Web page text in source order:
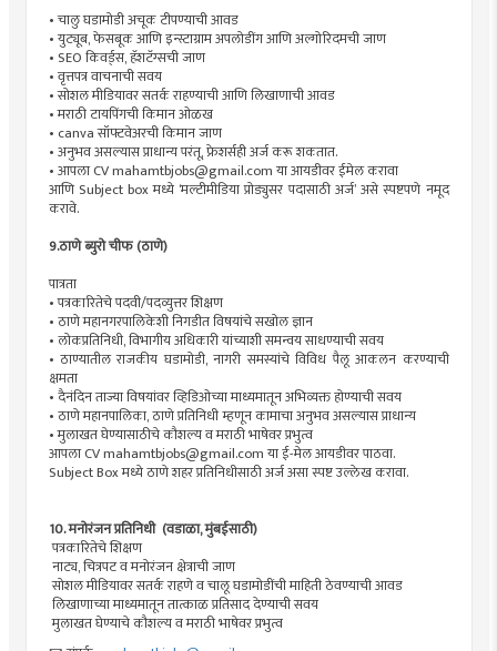
• चालु घडामोडी अचूक टीपण्याची आवड
• युट्यूब, फेसबूक आणि इन्स्टाग्राम अपलोडींग आणि अल्गोरिदमची जाण
• SEO किवर्ड्स, हॅशटॅग्सची जाण
• वृत्तपत्र वाचनाची सवय
• सोशल मीडियावर सतर्क राहण्याची आणि लिखाणाची आवड
• मराठी टायपिंगची किमान ओळख
• canva सॉफ्टवेअरची किमान जाण
• अनुभव असल्यास प्राधान्य परंतू, फ्रेशर्सही अर्ज करू शकतात.
• आपला CVmahamtbjobs@gmail.comया आयडीवर ईमेल करावा
आणि Subject box मध्ये ‘मल्टीमीडिया प्रोड्युसर पदासाठी अर्ज’ असे स्पष्टपणे नमूद
करावे.
9.ठाणे ब्युरो चीफ (ठाणे)
पात्रता
• पत्रकारितेचे पदवी/पदव्युत्तर शिक्षण
• ठाणे महानगरपालिकेशी निगडीत विषयांचे सखोल ज्ञान
• लोकप्रतिनिधी, विभागीय अधिकारी यांच्याशी समन्वय साधण्याची सवय
• ठाण्यातील राजकीय घडामोडी, नागरी समस्यांचे विविध पैलू आकलन करण्याची
क्षमता
• दैनंदिन ताज्या विषयांवर व्हिडिओच्या माध्यमातून अभिव्यक्त होण्याची सवय
• ठाणे महानपालिका, ठाणे प्रतिनिधी म्हणून कामाचा अनुभव असल्यास प्राधान्य
• मुलाखत घेण्यासाठीचे कौशल्य व मराठी भाषेवर प्रभुत्व
आपला CVmahamtbjobs@gmail.comया ई-मेल आयडीवर पाठवा.
Subject Box मध्ये ठाणे शहर प्रतिनिधीसाठी अर्ज असा स्पष्ट उल्लेख करावा.
10. मनोरंजन प्रतिनिधी (वडाळा, मुंबईसाठी)
पत्रकारितेचे शिक्षण
नाट्य, चित्रपट व मनोरंजन क्षेत्राची जाण
सोशल मीडियावर सतर्क राहणे व चालू घडामोडींची माहिती ठेवण्याची आवड
लिखाणाच्या माध्यमातून तात्काळ प्रतिसाद देण्याची सवय
मुलाखत घेण्याचे कौशल्य व मराठी भाषेवर प्रभुत्व